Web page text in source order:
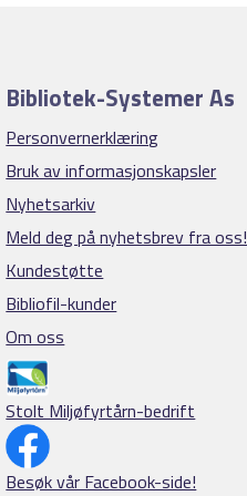
Bibliotek-Systemer As
Personvernerklæring
Bruk av informasjonskapsler
Nyhetsarkiv
Meld deg på nyhetsbrev fra oss!
Kundestøtte
Bibliofil-kunder
Om oss
Stolt Miljøfyrtårn-bedrift
Besøk vår Facebook-side!